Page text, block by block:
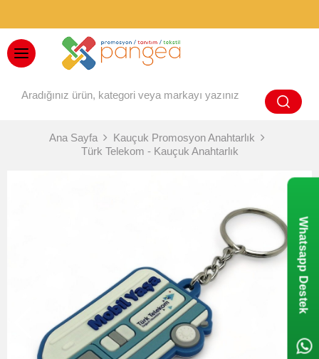
Ana Sayfa
Kauçuk Promosyon Anahtarlık
Türk Telekom - Kauçuk Anahtarlık
Whatsapp Destek